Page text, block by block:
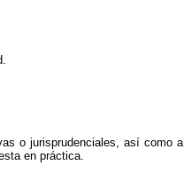
o jurisprudenciales, así como a
en práctica.